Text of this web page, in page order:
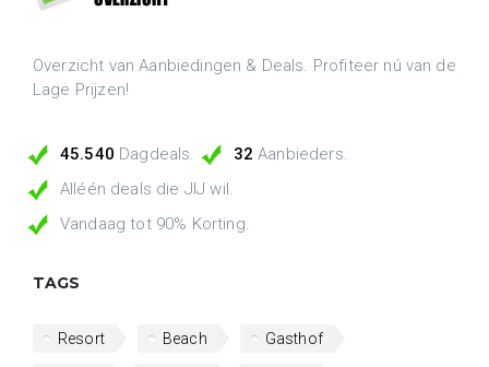
Overzicht van Aanbiedingen & Deals. Profiteer nú van de
Lage Prijzen!
45.540 Dagdeals. 32 Aanbieders.
Alléén deals die JIJ wil.
Vandaag tot 90% Korting.
TAGS
Resort Beach Gasthof